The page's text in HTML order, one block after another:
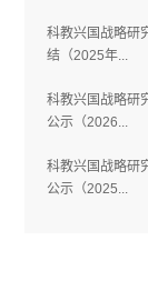
科教兴国战略研
结（2025年...
科教兴国战略研
公示（2026...
科教兴国战略研
公示（2025...